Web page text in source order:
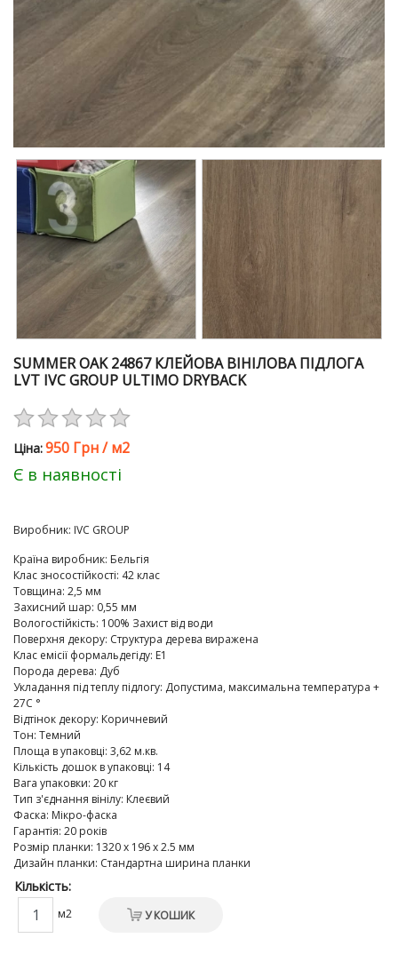
SUMMER OAK 24867 КЛЕЙОВА ВІНІЛОВА ПІДЛОГА
LVT IVC GROUP ULTIMO DRYBACK
Цiна:950 Грн/м2
Є в наявності
Виробник: IVC GROUP
Країна виробник: Бельгія
Клас зносостійкості: 42 клас
Товщина: 2,5 мм
Захисний шар: 0,55 мм
Вологостійкість: 100% Захист від води
Поверхня декору: Структура дерева виражена
Клас емісії формальдегіду: E1
Порода дерева: Дуб
Укладання під теплу підлогу: Допустима, максимальна температура +
27C °
Відтінок декору: Коричневий
Тон: Темний
Площа в упаковці: 3,62 м.кв.
Кількість дошок в упаковці: 14
Вага упаковки: 20 кг
Тип з'єднання вінілу: Клеєвий
Фаска: Мікро-фаска
Гарантія: 20 років
Розмір планки: 1320 х 196 х 2.5 мм
Дизайн планки: Стандартна ширина планки
Кількість:
м2 У КОШИК